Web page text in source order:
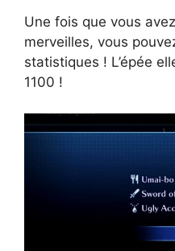
Une fois que vous
merveilles, vous
statistiques ! L’épée
1100 !